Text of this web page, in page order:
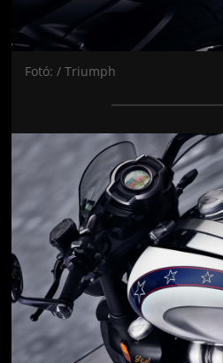
Fotó: / Triumph
Jön még